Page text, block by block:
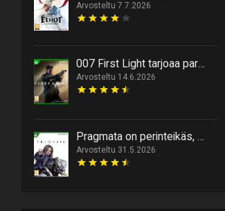
Arvosteltu 7.7.2026
007 First Light tarjoaa parasta Bondia sitten Casino Royalen
Arvosteltu 14.6.2026
Pragmata on perinteikäs, mutta kekseliään tunnelmallinen scifitoiminta
Arvosteltu 31.5.2026